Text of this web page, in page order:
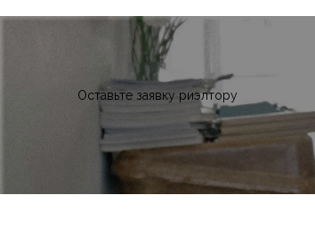
Оставьте заявку риэлтору